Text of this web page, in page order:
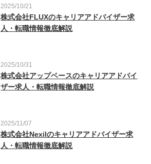
2025/10/21
株式会社FLUXのキャリアアドバイザー求
人・転職情報徹底解説
2025/10/31
株式会社アップベースのキャリアアドバイ
ザー求人・転職情報徹底解説
2025/11/07
株式会社Nexilのキャリアアドバイザー求
人・転職情報徹底解説